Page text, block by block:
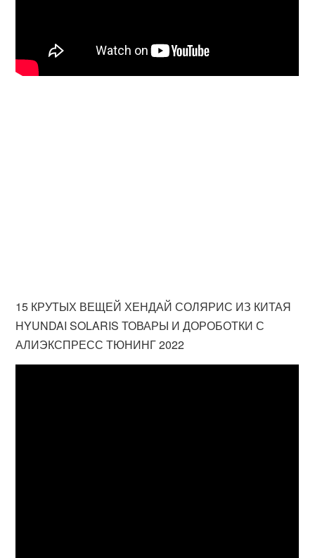
15 КРУТЫХ ВЕЩЕЙ ХЕНДАЙ СОЛЯРИС ИЗ КИТАЯ
HYUNDAI SOLARIS ТОВАРЫ И ДОРОБОТКИ С
АЛИЭКСПРЕСС ТЮНИНГ 2022